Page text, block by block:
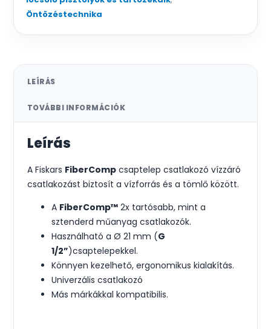
Öntözéstechnika
LEÍRÁS
TOVÁBBI INFORMÁCIÓK
Leírás
A Fiskars FiberComp csaptelep csatlakozó vízzáró
csatlakozást biztosít a vízforrás és a tömlő között.
A FiberComp™ 2x tartósabb, mint a
sztenderd műanyag csatlakozók.
Használható a Ø 21 mm (G
1/2”)csaptelepekkel.
Könnyen kezelhető, ergonomikus kialakítás.
Univerzális csatlakozó
Más márkákkal kompatibilis.